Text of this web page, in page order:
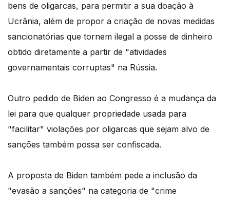
bens de oligarcas, para permitir a sua doação à
Ucrânia, além de propor a criação de novas medidas
sancionatórias que tornem ilegal a posse de dinheiro
obtido diretamente a partir de "atividades
governamentais corruptas" na Rússia.
Outro pedido de Biden ao Congresso é a mudança da
lei para que qualquer propriedade usada para
"facilitar" violações por oligarcas que sejam alvo de
sanções também possa ser confiscada.
A proposta de Biden também pede a inclusão da
"evasão a sanções" na categoria de "crime